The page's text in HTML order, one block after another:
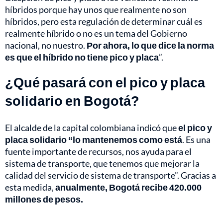
híbridos porque hay unos que realmente no son
híbridos, pero esta regulación de determinar cuál es
realmente híbrido o no es un tema del Gobierno
nacional, no nuestro. Por ahora, lo que dice la norma
es que el híbrido no tiene pico y placa”.
¿Qué pasará con el pico y placa
solidario en Bogotá?
El alcalde de la capital colombiana indicó queel pico y
placa solidario “lo mantenemos como está. Es una
fuente importante de recursos, nos ayuda para el
sistema de transporte, que tenemos que mejorar la
calidad del servicio de sistema de transporte”. Gracias a
esta medida,anualmente, Bogotá recibe 420.000
millones de pesos.